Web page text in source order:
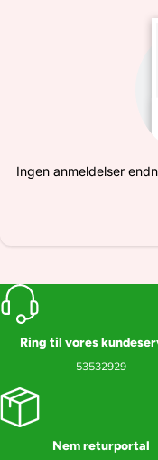
Ingen anmeldelser
Ring til vores
53532929
Nem returportal